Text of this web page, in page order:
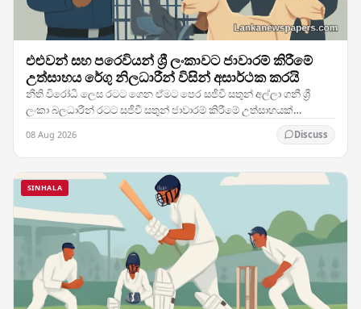
එළුවන් සහ පරෙවියන් ශ්‍රී ලංකාවට ජාවාරම් කිරීමේ
උත්සාහය රේගු නිලධාරීන් විසින් අසාර්ථක කරයි
නීති විරෝධී ලෙස රටට ගෙන ඒමට පෙර සජීවී සතුන් අල්ලා ගනී ශ්‍රී
ලංකා බලධාරීන් රටට සජීවී සතුන් ජාවාරම් කිරීමේ උත්සාහයක්
08 Aug 2026 Discuss
SINHALA